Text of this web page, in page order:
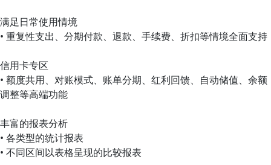
满足日常使用情境
• 重复性支出、分期付款、退款、手续费、折扣等情境全面支持
信用卡专区
• 额度共用、对账模式、账单分期、红利回馈、自动储值、余额
调整等高端功能
丰富的报表分析
• 各类型的统计报表
• 不同区间以表格呈现的比较报表